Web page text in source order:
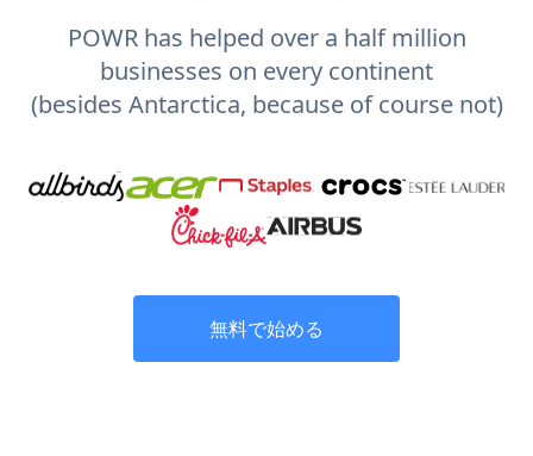
POWR has helped over a half million
businesses on every continent
(besides Antarctica, because of course not)
無料で始める